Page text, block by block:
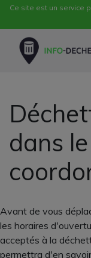
Ce site est un service
dans
Avant de vous
les horaires
acceptés à la
permettra d'en